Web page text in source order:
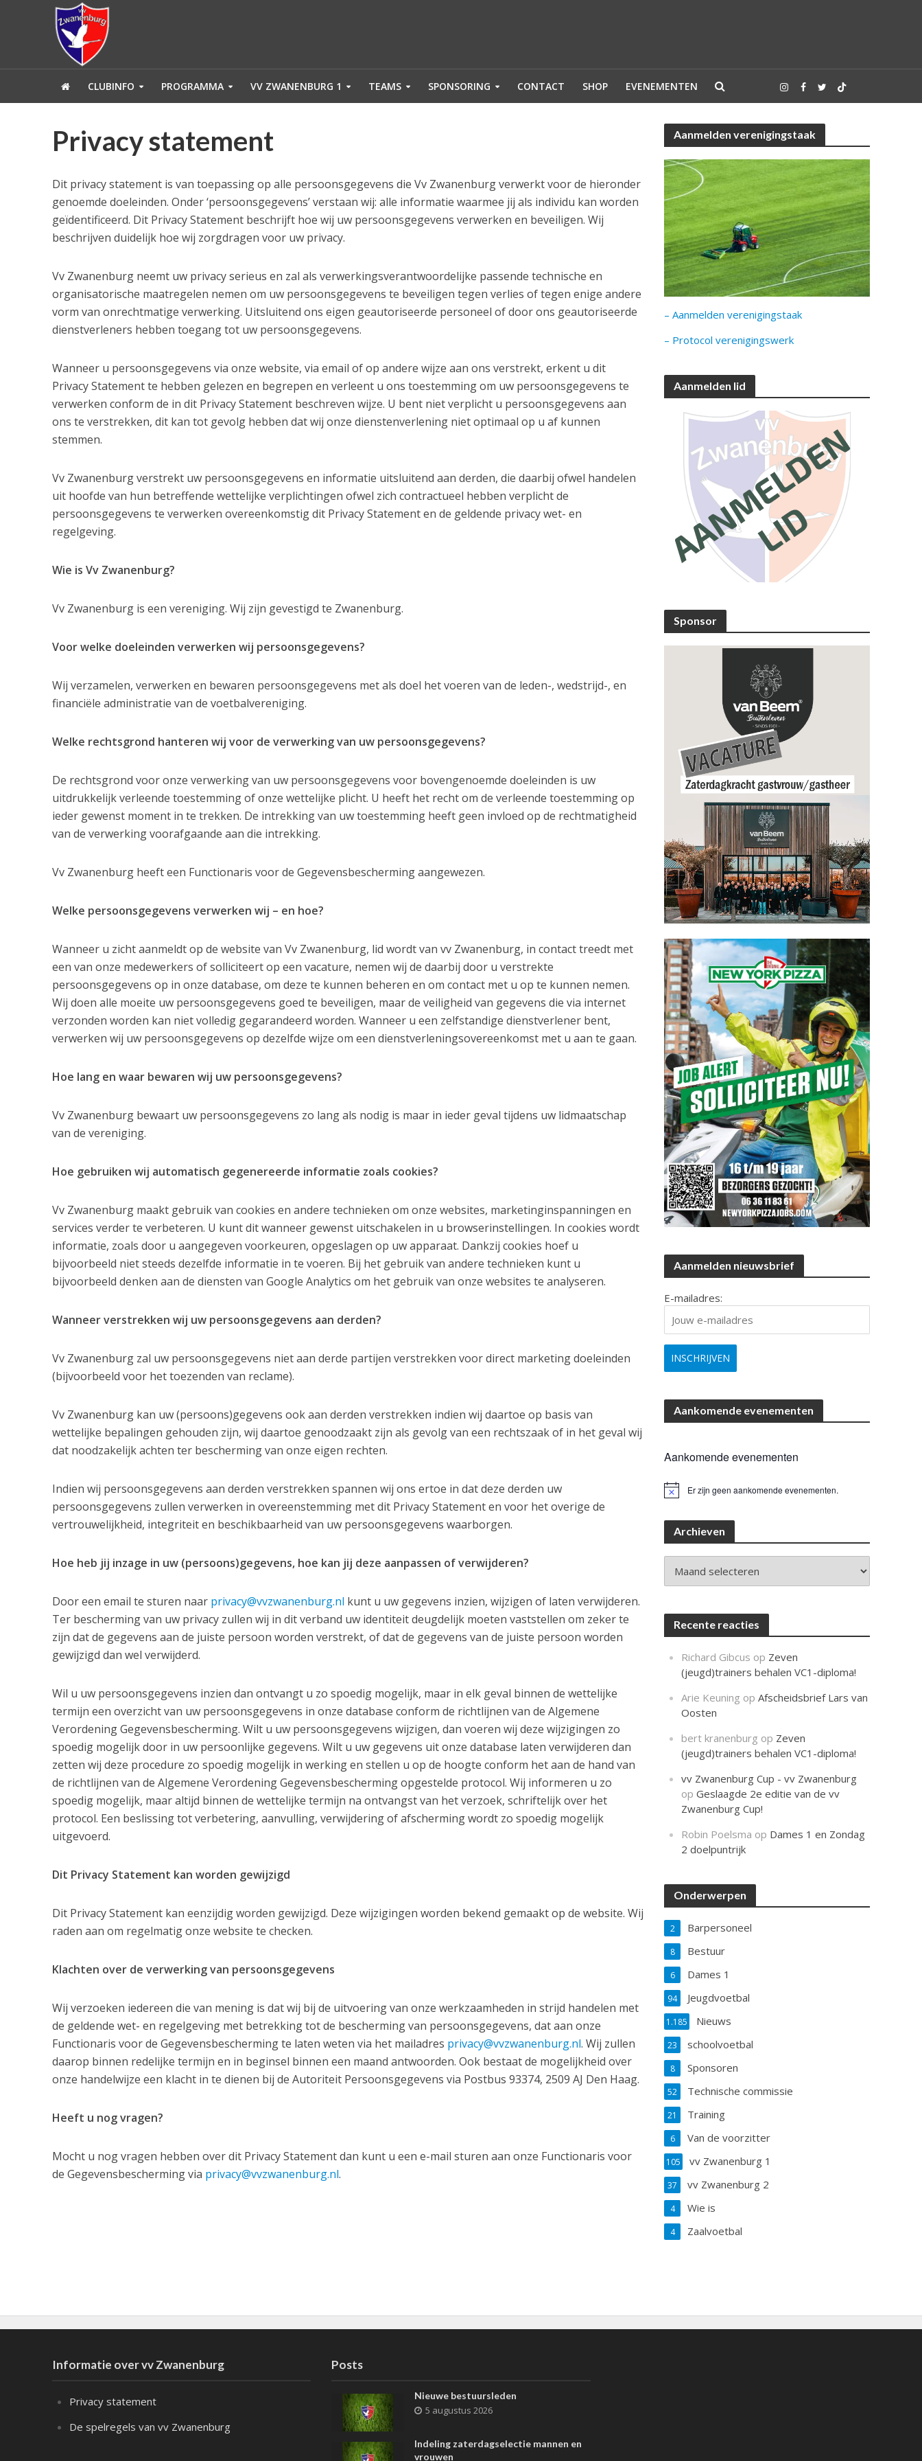
CLUBINFO PROGRAMMA VV ZWANENBURG 1 TEAMS SPONSORING CONTACT SHOP EVENEMENTEN
Privacy statement
Dit privacy statement is van toepassing op alle persoonsgegevens die Vv Zwanenburg verwerkt voor de hieronder
genoemde doeleinden. Onder ‘persoonsgegevens’ verstaan wij: alle informatie waarmee jij als individu kan worden
geïdentificeerd. Dit Privacy Statement beschrijft hoe wij uw persoonsgegevens verwerken en beveiligen. Wij
beschrijven duidelijk hoe wij zorgdragen voor uw privacy.
Vv Zwanenburg neemt uw privacy serieus en zal als verwerkingsverantwoordelijke passende technische en
organisatorische maatregelen nemen om uw persoonsgegevens te beveiligen tegen verlies of tegen enige andere
vorm van onrechtmatige verwerking. Uitsluitend ons eigen geautoriseerde personeel of door ons geautoriseerde
dienstverleners hebben toegang tot uw persoonsgegevens.
Wanneer u persoonsgegevens via onze website, via email of op andere wijze aan ons verstrekt, erkent u dit
Privacy Statement te hebben gelezen en begrepen en verleent u ons toestemming om uw persoonsgegevens te
verwerken conform de in dit Privacy Statement beschreven wijze. U bent niet verplicht u persoonsgegevens aan
ons te verstrekken, dit kan tot gevolg hebben dat wij onze dienstenverlening niet optimaal op u af kunnen
stemmen.
Vv Zwanenburg verstrekt uw persoonsgegevens en informatie uitsluitend aan derden, die daarbij ofwel handelen
uit hoofde van hun betreffende wettelijke verplichtingen ofwel zich contractueel hebben verplicht de
persoonsgegevens te verwerken overeenkomstig dit Privacy Statement en de geldende privacy wet- en
regelgeving.
Wie is Vv Zwanenburg?
Vv Zwanenburg is een vereniging. Wij zijn gevestigd te Zwanenburg.
Voor welke doeleinden verwerken wij persoonsgegevens?
Wij verzamelen, verwerken en bewaren persoonsgegevens met als doel het voeren van de leden-, wedstrijd-, en
financiële administratie van de voetbalvereniging.
Welke rechtsgrond hanteren wij voor de verwerking van uw persoonsgegevens?
De rechtsgrond voor onze verwerking van uw persoonsgegevens voor bovengenoemde doeleinden is uw
uitdrukkelijk verleende toestemming of onze wettelijke plicht. U heeft het recht om de verleende toestemming op
ieder gewenst moment in te trekken. De intrekking van uw toestemming heeft geen invloed op de rechtmatigheid
van de verwerking voorafgaande aan die intrekking.
Vv Zwanenburg heeft een Functionaris voor de Gegevensbescherming aangewezen.
Welke persoonsgegevens verwerken wij – en hoe?
Wanneer u zicht aanmeldt op de website van Vv Zwanenburg, lid wordt van vv Zwanenburg, in contact treedt met
een van onze medewerkers of solliciteert op een vacature, nemen wij de daarbij door u verstrekte
persoonsgegevens op in onze database, om deze te kunnen beheren en om contact met u op te kunnen nemen.
Wij doen alle moeite uw persoonsgegevens goed te beveiligen, maar de veiligheid van gegevens die via internet
verzonden worden kan niet volledig gegarandeerd worden. Wanneer u een zelfstandige dienstverlener bent,
verwerken wij uw persoonsgegevens op dezelfde wijze om een dienstverleningsovereenkomst met u aan te gaan.
Hoe lang en waar bewaren wij uw persoonsgegevens?
Vv Zwanenburg bewaart uw persoonsgegevens zo lang als nodig is maar in ieder geval tijdens uw lidmaatschap
van de vereniging.
Hoe gebruiken wij automatisch gegenereerde informatie zoals cookies?
Vv Zwanenburg maakt gebruik van cookies en andere technieken om onze websites, marketinginspanningen en
services verder te verbeteren. U kunt dit wanneer gewenst uitschakelen in u browserinstellingen. In cookies wordt
informatie, zoals door u aangegeven voorkeuren, opgeslagen op uw apparaat. Dankzij cookies hoef u
bijvoorbeeld niet steeds dezelfde informatie in te voeren. Bij het gebruik van andere technieken kunt u
bijvoorbeeld denken aan de diensten van Google Analytics om het gebruik van onze websites te analyseren.
Wanneer verstrekken wij uw persoonsgegevens aan derden?
Vv Zwanenburg zal uw persoonsgegevens niet aan derde partijen verstrekken voor direct marketing doeleinden
(bijvoorbeeld voor het toezenden van reclame).
Vv Zwanenburg kan uw (persoons)gegevens ook aan derden verstrekken indien wij daartoe op basis van
wettelijke bepalingen gehouden zijn, wij daartoe genoodzaakt zijn als gevolg van een rechtszaak of in het geval wij
dat noodzakelijk achten ter bescherming van onze eigen rechten.
Indien wij persoonsgegevens aan derden verstrekken spannen wij ons ertoe in dat deze derden uw
persoonsgegevens zullen verwerken in overeenstemming met dit Privacy Statement en voor het overige de
vertrouwelijkheid, integriteit en beschikbaarheid van uw persoonsgegevens waarborgen.
Hoe heb jij inzage in uw (persoons)gegevens, hoe kan jij deze aanpassen of verwijderen?
Door een email te sturen naar privacy@vvzwanenburg.nl kunt u uw gegevens inzien, wijzigen of laten verwijderen.
Ter bescherming van uw privacy zullen wij in dit verband uw identiteit deugdelijk moeten vaststellen om zeker te
zijn dat de gegevens aan de juiste persoon worden verstrekt, of dat de gegevens van de juiste persoon worden
gewijzigd dan wel verwijderd.
Wil u uw persoonsgegevens inzien dan ontvangt u zo spoedig mogelijk, maar in elk geval binnen de wettelijke
termijn een overzicht van uw persoonsgegevens in onze database conform de richtlijnen van de Algemene
Verordening Gegevensbescherming. Wilt u uw persoonsgegevens wijzigen, dan voeren wij deze wijzigingen zo
spoedig mogelijk door in uw persoonlijke gegevens. Wilt u uw gegevens uit onze database laten verwijderen dan
zetten wij deze procedure zo spoedig mogelijk in werking en stellen u op de hoogte conform het aan de hand van
de richtlijnen van de Algemene Verordening Gegevensbescherming opgestelde protocol. Wij informeren u zo
spoedig mogelijk, maar altijd binnen de wettelijke termijn na ontvangst van het verzoek, schriftelijk over het
protocol. Een beslissing tot verbetering, aanvulling, verwijdering of afscherming wordt zo spoedig mogelijk
uitgevoerd.
Dit Privacy Statement kan worden gewijzigd
Dit Privacy Statement kan eenzijdig worden gewijzigd. Deze wijzigingen worden bekend gemaakt op de website. Wij
raden aan om regelmatig onze website te checken.
Klachten over de verwerking van persoonsgegevens
Wij verzoeken iedereen die van mening is dat wij bij de uitvoering van onze werkzaamheden in strijd handelen met
de geldende wet- en regelgeving met betrekking tot de bescherming van persoonsgegevens, dat aan onze
Functionaris voor de Gegevensbescherming te laten weten via het mailadres privacy@vvzwanenburg.nl. Wij zullen
daarop binnen redelijke termijn en in beginsel binnen een maand antwoorden. Ook bestaat de mogelijkheid over
onze handelwijze een klacht in te dienen bij de Autoriteit Persoonsgegevens via Postbus 93374, 2509 AJ Den Haag.
Heeft u nog vragen?
Mocht u nog vragen hebben over dit Privacy Statement dan kunt u een e-mail sturen aan onze Functionaris voor
de Gegevensbescherming via privacy@vvzwanenburg.nl.
Aanmelden verenigingstaak
– Aanmelden verenigingstaak
– Protocol verenigingswerk
Aanmelden lid
Sponsor
Aanmelden nieuwsbrief
E-mailadres:
Aankomende evenementen
Aankomende evenementen
B
t
Er zijn geen aankomende evenementen.
Archieven
Recente reacties
Richard Gibcus op Zeven
(jeugd)trainers behalen VC1-diploma!
Arie Keuning opAfscheidsbrief Lars van
Oosten
bert kranenburg op Zeven
(jeugd)trainers behalen VC1-diploma!
vv Zwanenburg Cup - vv Zwanenburg
opGeslaagde 2e editie van de vv
Zwanenburg Cup!
Robin Poelsma op Dames 1 en Zondag
2 doelpuntrijk
Onderwerpen
Barpersoneel
2
Bestuur
8
Dames 1
6
Jeugdvoetbal
94
Nieuws
1.185
schoolvoetbal
23
Sponsoren
8
Technische commissie
52
Training
21
Van de voorzitter
6
vv Zwanenburg 1
105
vv Zwanenburg 2
37
Wie is
4
Zaalvoetbal
4
Informatie over vv Zwanenburg
Privacy statement
De spelregels van vv Zwanenburg
Posts
Nieuwe bestuursleden
5 augustus 2026
Indeling zaterdagselectie mannen en
vrouwen